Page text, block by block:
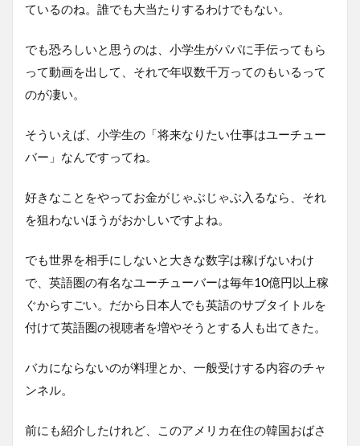
ているのね。誰でも大当たりするわけでもない。
でも恐ろしいと思うのは、小学生がパパに手伝ってもら
って動画を出して、それで年収数千万ってのもいるって
のが凄い。
そういえば、小学生の「将来なりたい仕事はユーチュー
バー」なんですってね。
好きなことをやってお金がじゃぶじゃぶ入るなら、それ
を狙わないほうがおかしいですよね。
でも世界を相手にしないと大きな数字は稼げないわけ
で、英語圏の有名なユーチューバーは毎年10億円以上稼
ぐからすごい。だから日本人でも英語のサブタイトルを
付けて英語圏の視聴者を増やそうとする人も出てきた。
バカにならないのが料理とか、一般受けする内容のチャ
ンネル。
前にも紹介したけれど、このアメリカ在住の韓国おばさ